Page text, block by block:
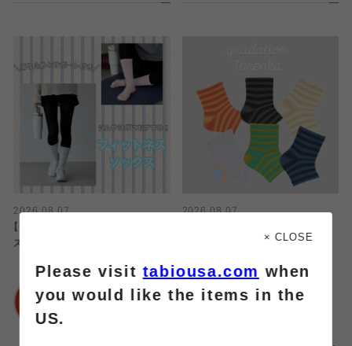
2026.08.07
【ジムやヨガにおすすめ】フィットネ
スソックス
浦和パルコ店
2026.08.07
靴下屋
× CLOSE
Please visittabiousa.com when
you would like the items in the
US.